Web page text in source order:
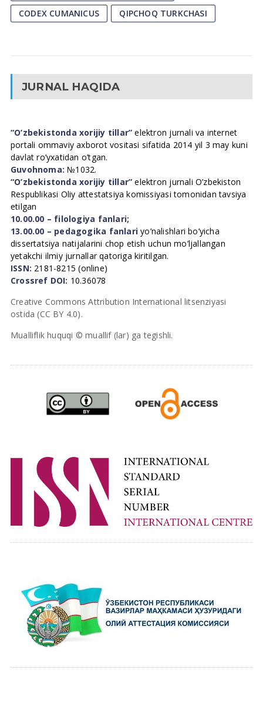
CODEX CUMANICUS
QIPCHOQ TURKCHASI
JURNAL HAQIDA
“O’zbekistonda xorijiy tillar” elektron jurnali va internet
portali ommaviy axborot vositasi sifatida 2014 yil 3 may kuni
davlat ro’yxatidan o’tgan.
Guvohnoma: №1032.
“O’zbekistonda xorijiy tillar” elektron jurnali O’zbekiston
Respublikasi Oliy attestatsiya komissiyasi tomonidan tavsiya
etilgan
10.00.00 – filologiya fanlari;
13.00.00 – pedagogika fanlari yo’nalishlari bo’yicha
dissertatsiya natijalarini chop etish uchun mo’ljallangan
yetakchi ilmiy jurnallar qatoriga kiritilgan.
ISSN: 2181-8215 (online)
Crossref DOI: 10.36078
Creative Commons Attribution International litsenziyasi
ostida (CC BY 4.0).
Mualliflik huquqi © muallif (lar) ga tegishli.